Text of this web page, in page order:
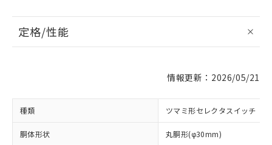
定格/性能
情報更新：2026/05/21
種類 ツマミ形セレクタスイッチ
胴体形状 丸胴形(φ30mm)